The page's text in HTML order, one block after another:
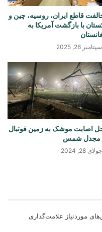
قاطع ایران، روسیه، چین و
با بازگشت آمریکا به
سپتامبر 26, 2025
اصابت موشک به زمین فوتبال
مجدل شمس
جولای 28, 2024
موردنیاز علامت‌گذاری